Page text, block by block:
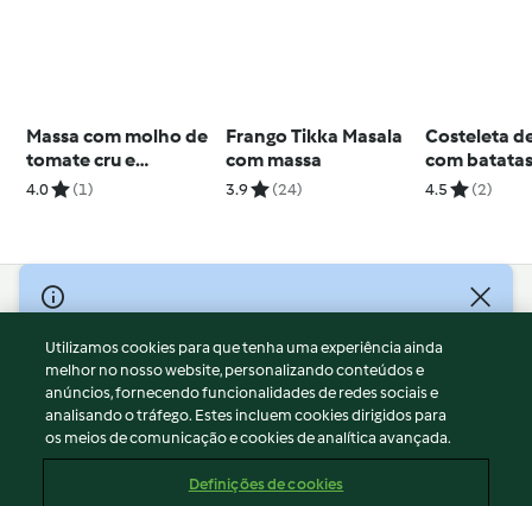
Massa com molho de
tomate cru e
almôndegas de aveia
4.0 (1)
Frango Tikka Masala
com massa
3.9 (24)
Costeleta
com
coleslaw
4.5 (2)
© Copyright 2026
Termos de Utilização
Aviso sobre Proteção de Dados
Aviso
Apoio legal
Utilizamos cookies para que tenha uma experiência ainda
melhor no nosso website, personalizando conteúdos e
anúncios, fornecendo funcionalidades de redes sociais e
analisando o tráfego. Estes incluem cookies dirigidos para
os meios de comunicação e cookies de analítica avançada.
Definições de cookies